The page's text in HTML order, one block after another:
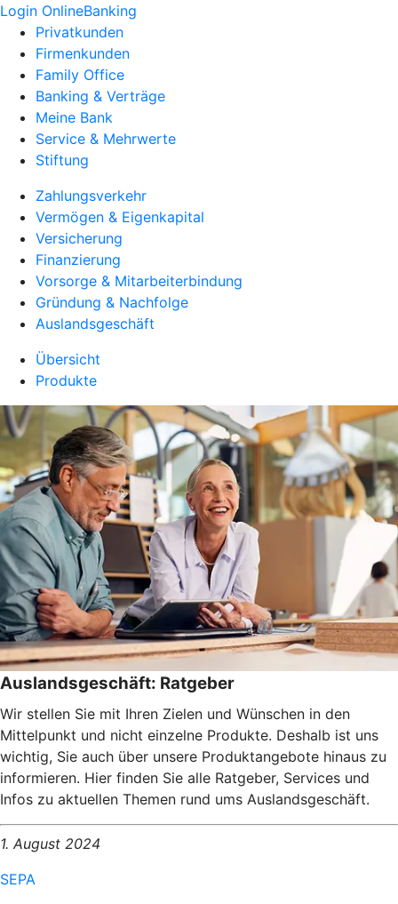
Login OnlineBanking
Privatkunden
Firmenkunden
Family Office
Banking & Verträge
Meine Bank
Service & Mehrwerte
Stiftung
Zahlungsverkehr
Vermögen & Eigenkapital
Versicherung
Finanzierung
Vorsorge & Mitarbeiterbindung
Gründung & Nachfolge
Auslandsgeschäft
Übersicht
Produkte
Auslandsgeschäft: Ratgeber
Wir stellen Sie mit Ihren Zielen und Wünschen in den
Mittelpunkt und nicht einzelne Produkte. Deshalb ist uns
wichtig, Sie auch über unsere Produktangebote hinaus zu
informieren. Hier finden Sie alle Ratgeber, Services und
Infos zu aktuellen Themen rund ums Auslandsgeschäft.
1. August 2024
SEPA